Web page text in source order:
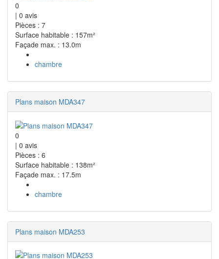
0
| 0 avis
Pièces : 7
Surface habitable : 157m²
Façade max. : 13.0m
chambre
Plans maison MDA347
0
| 0 avis
Pièces : 6
Surface habitable : 138m²
Façade max. : 17.5m
chambre
Plans maison MDA253